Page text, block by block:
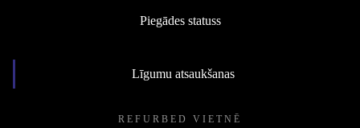
Piegādes statuss
Līgumu atsaukšanas
REFURBED VIETNĒ